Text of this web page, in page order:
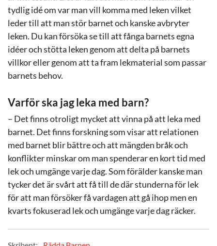
tydlig idé om var man vill komma med leken vilket
leder till att man stör barnet och kanske avbryter
leken. Du kan försöka se till att fånga barnets egna
idéer och stötta leken genom att delta på barnets
villkor eller genom att ta fram lekmaterial som passar
barnets behov.
Varför ska jag leka med barn?
– Det finns otroligt mycket att vinna på att leka med
barnet. Det finns forskning som visar att relationen
med barnet blir bättre och att mängden bråk och
konflikter minskar om man spenderar en kort tid med
lek och umgänge varje dag. Som förälder kanske man
tycker det är svårt att få till de där stunderna för lek
för att man försöker få vardagen att gå ihop men en
kvarts fokuserad lek och umgänge varje dag räcker.